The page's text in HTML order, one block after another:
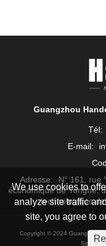
Guangzhou
Tél:
E-mail:
Adresse:
N° 161, rue
économique de Yonghe,
technologique
Copyright © 2024 Guangzhou
Sitemap
We use cookies to
analyze site traffic
site, you agree to